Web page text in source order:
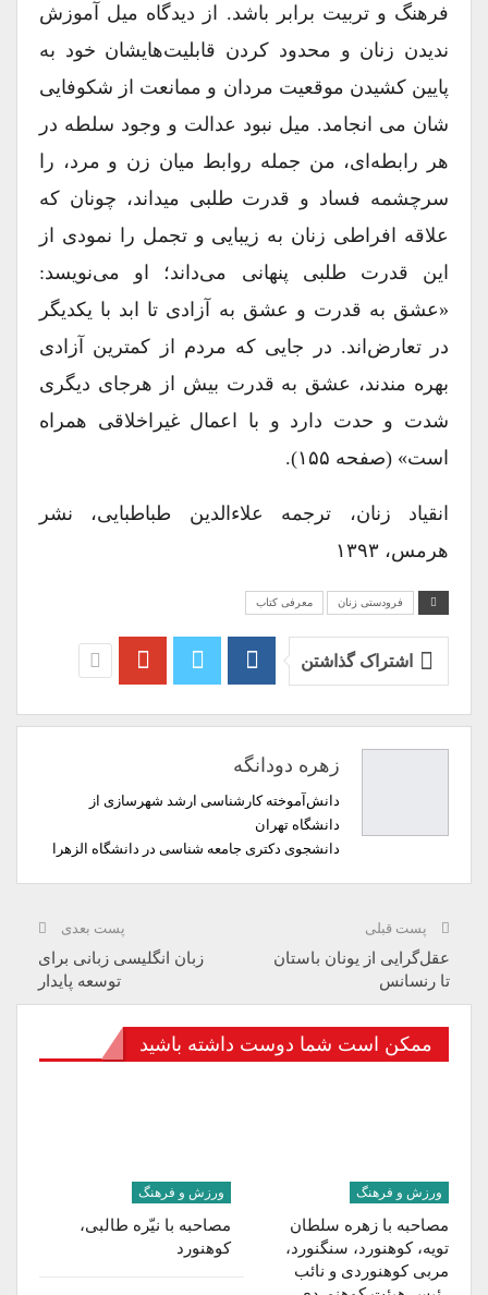
فرهنگ و تربیت برابر باشد. از دیدگاه میل آموزش
ندیدن زنان و محدود کردن قابلیت‌هایشان خود به
پایین کشیدن موقعیت مردان و ممانعت از شکوفایی
شان می انجامد. میل نبود عدالت و وجود سلطه در
هر رابطه‌ای، من جمله روابط میان زن و مرد، را
سرچشمه فساد و قدرت طلبی می‎داند، چونان که
علاقه افراطی زنان به زیبایی و تجمل را نمودی از
این قدرت طلبی پنهانی می‌داند؛ او می‌نویسد:
«عشق به قدرت و عشق به آزادی تا ابد با یکدیگر
در تعارض‌اند. در جایی که مردم از کمترین آزادی
بهره مندند، عشق به قدرت بیش از هرجای دیگری
شدت و حدت دارد و با اعمال غیراخلاقی همراه
است» (صفحه ۱۵۵).
انقیاد زنان، ترجمه علاءالدین طباطبایی، نشر
هرمس، ۱۳۹۳
فرودستی زنان معرفی کتاب
اشتراک گذاشتن
زهره دودانگه
دانش‌آموخته کارشناسی ارشد شهرسازی از
دانشگاه تهران
دانشجوی دکتری جامعه شناسی در دانشگاه الزهرا
پست قبلی
عقل‌گرایی از یونان باستان
تا رنسانس
پست بعدی
زبان انگلیسی زبانی برای
توسعه‌ پایدار
ممکن است شما دوست داشته باشید
ورزش و فرهنگ
مصاحبه با زهره سلطان‌
تویه، کوهنورد، سنگنورد،
مربی کوهنوردی و نائب
ورزش و فرهنگ
مصاحبه با نیّره طالبی،
کوهنورد